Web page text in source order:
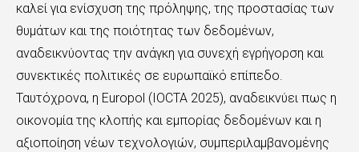
καλεί για ενίσχυση της πρόληψης, της προστασίας των
θυμάτων και της ποιότητας των δεδομένων,
αναδεικνύοντας την ανάγκη για συνεχή εγρήγορση και
συνεκτικές πολιτικές σε ευρωπαϊκό επίπεδο.
Ταυτόχρονα, η Europol (IOCTA 2025), αναδεικνύει πως η
οικονομία της κλοπής και εμπορίας δεδομένων και η
αξιοποίηση νέων τεχνολογιών, συμπεριλαμβανομένης